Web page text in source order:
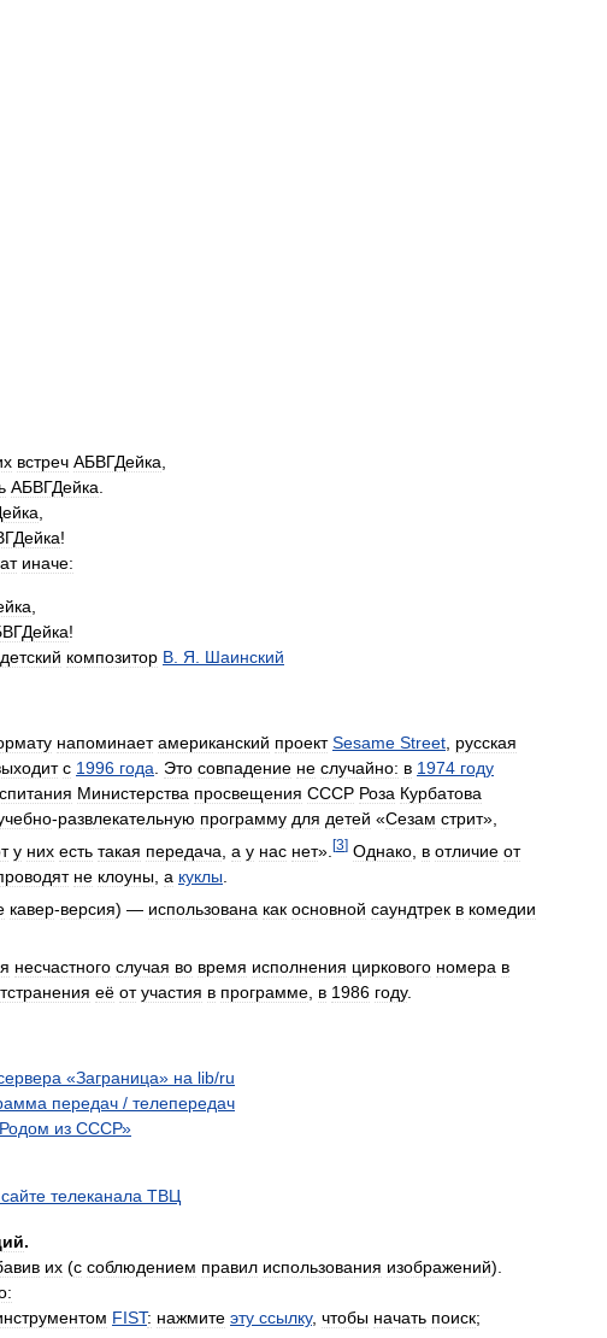
встреч АБВГДейка,
АБВГДейка.
,
!
иначе:
,
!
детский композитор В. Я. Шаинский
напоминает американский проект Sesame Street, русская
с 1996 года. Это совпадение не случайно: в 1974 году
Министерства просвещения СССР Роза Курбатова
-развлекательную программу для детей «Сезам стрит»,
у них есть такая передача а у нас нет». [3] Однако в отличие от
не клоуны а куклы
кавер-версия) — использована как основной саундтрек в комедии
несчастного случая во время исполнения циркового номера в
её от участия в программе в 1986 году.
«Заграница» на lib/ru
передач / телепередач
Родом из СССР»
сайте телеканала ТВЦ
.
их (с соблюдением правил использования изображений).
FIST: нажмите эту ссылку, чтобы начать поиск;